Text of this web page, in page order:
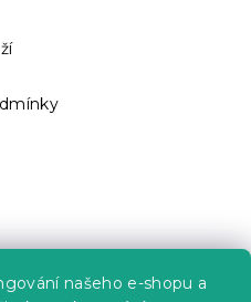
našeho e-shopu a